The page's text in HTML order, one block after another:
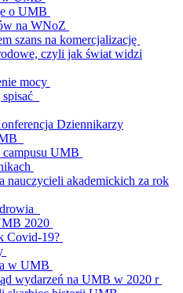
o UMB
na WNoZ
szans na komercjalizację
czyli jak świat widzi
mocy
Dziennikarzy
UMB
nauczycieli akademickich za rok
2020
Covid-19?
w UMB
wydarzeń na UMB w 2020 r